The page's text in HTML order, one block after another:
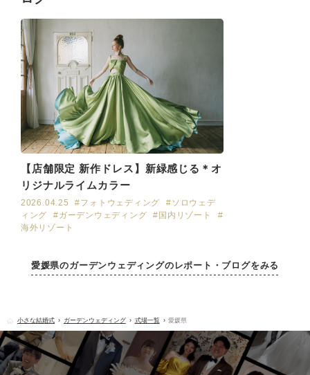
愛媛県のガーデンウェディングのレポート・ブログをみる
【店舗限定 新作ドレス】新緑感じる＊オ
リジナルライムカラー
2026.04.25 #フォトウェディング
#ソロウェデ
ィング
#ガーデンウェディング #国内リゾート
#
海外リゾート
小さな結婚式 ガーデンウェディング 式場一覧 愛媛県